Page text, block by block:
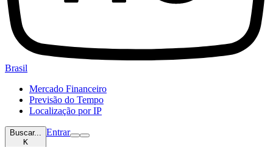
Brasil
Mercado Financeiro
Previsão do Tempo
Localização por IP
Buscar...
K
Entrar